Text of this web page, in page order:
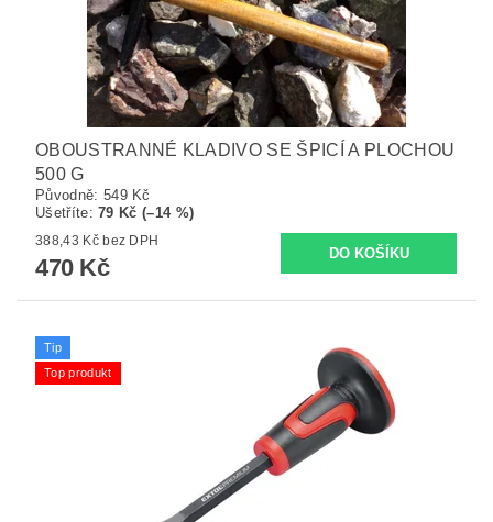
OBOUSTRANNÉ KLADIVO SE ŠPICÍ A PLOCHOU
500 G
Původně: 549 Kč
Ušetříte:79 Kč (–14 %)
388,43 Kč bez DPH
470 Kč
Tip
Top produkt